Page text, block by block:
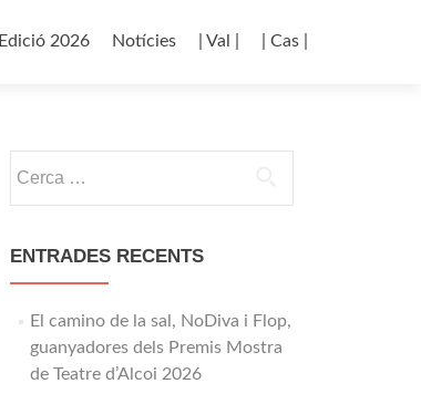
Edició 2026 Notícies | Val | | Cas |
ENTRADES RECENTS
El camino de la sal, NoDiva i Flop,
guanyadores dels Premis Mostra
de Teatre d’Alcoi 2026